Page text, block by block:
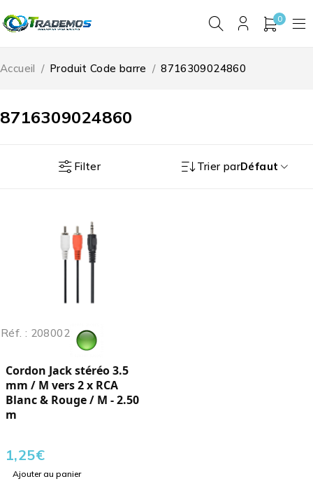
0
8716309024860
Accueil / Produit Code barre / 8716309024860
Filter Trier parDéfaut
Réf. : 208002
Cordon Jack stéréo 3.5
mm / M vers 2 x RCA
Blanc & Rouge / M - 2.50
m
1,25€
Ajouter au panier